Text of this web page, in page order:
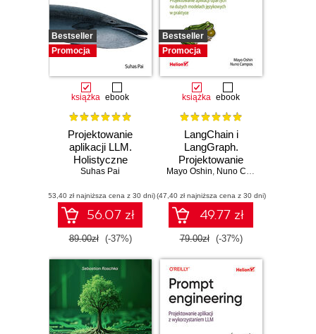
Bestseller
Promocja
książka ebook
Projektowanie
aplikacji LLM.
Holistyczne
podejście do
językowych
Suhas Pai
(53,40 zł najniższa cena z 30 dni)
56.07 zł
89.00zł (-37%)
Bestseller
Promocja
książka ebook
LangChain i
LangGraph.
Projektowanie
aplikacji opartych
modelach
językowych w
praktyce
Mayo Oshin, Nuno Campos
(47,40 zł najniższa cena z 30 dni)
49.77 zł
79.00zł (-37%)